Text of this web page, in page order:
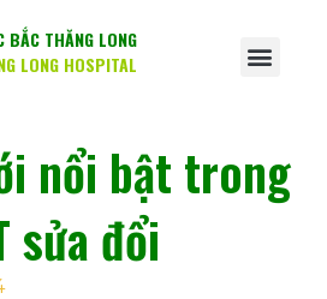
BẮC THĂNG LONG
LONG HOSPITAL
nổi bật trong
sửa đổi